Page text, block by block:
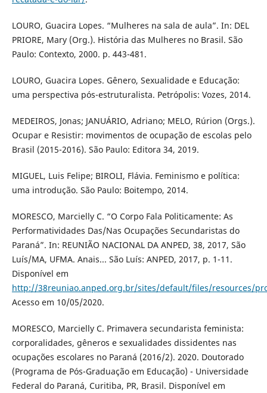
LOURO, Guacira Lopes. “Mulheres na sala de aula”. In: DEL
PRIORE, Mary (Org.). História das Mulheres no Brasil. São
Paulo: Contexto, 2000. p. 443-481.
LOURO, Guacira Lopes. Gênero, Sexualidade e Educação:
uma perspectiva pós-estruturalista. Petrópolis: Vozes, 2014.
MEDEIROS, Jonas; JANUÁRIO, Adriano; MELO, Rúrion (Orgs.).
Ocupar e Resistir: movimentos de ocupação de escolas pelo
Brasil (2015-2016). São Paulo: Editora 34, 2019.
MIGUEL, Luis Felipe; BIROLI, Flávia. Feminismo e política:
uma introdução. São Paulo: Boitempo, 2014.
MORESCO, Marcielly C. “O Corpo Fala Politicamente: As
Performatividades Das/Nas Ocupações Secundaristas do
Paraná”. In: REUNIÃO NACIONAL DA ANPED, 38, 2017, São
Luís/MA, UFMA. Anais... São Luís: ANPED, 2017, p. 1-11.
Disponível em
http://38reuniao.anped.org.br/sites/default/files/resources/
Acesso em 10/05/2020.
MORESCO, Marcielly C. Primavera secundarista feminista:
corporalidades, gêneros e sexualidades dissidentes nas
ocupações escolares no Paraná (2016/2). 2020. Doutorado
(Programa de Pós-Graduação em Educação) - Universidade
Federal do Paraná, Curitiba, PR, Brasil. Disponível em